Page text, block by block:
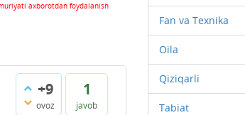
axborotdan foydalanish
+9
ovoz
1
javob
Fan va Texnika
Oila
Qiziqarli
Tabiat